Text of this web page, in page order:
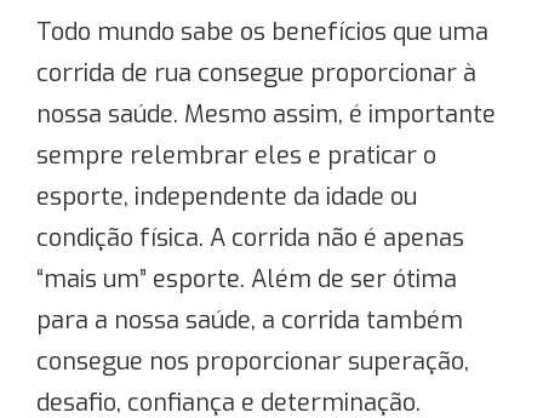
Todo mundo sabe os benefícios que uma
corrida de rua consegue proporcionar à
nossa saúde. Mesmo assim, é importante
sempre relembrar eles e praticar o
esporte, independente da idade ou
condição física. A corrida não é apenas
“mais um” esporte. Além de ser ótima
para a nossa saúde, a corrida também
consegue nos proporcionar superação,
desafio, confiança e determinação.